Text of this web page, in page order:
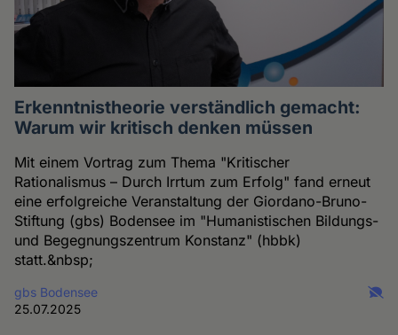
Erkenntnistheorie verständlich gemacht:
Warum wir kritisch denken müssen
Mit einem Vortrag zum Thema "Kritischer
Rationalismus – Durch Irrtum zum Erfolg" fand erneut
eine erfolgreiche Veranstaltung der Giordano-Bruno-
Stiftung (gbs) Bodensee im "Humanistischen Bildungs-
und Begegnungszentrum Konstanz" (hbbk)
statt.&nbsp;
gbs Bodensee
25.07.2025